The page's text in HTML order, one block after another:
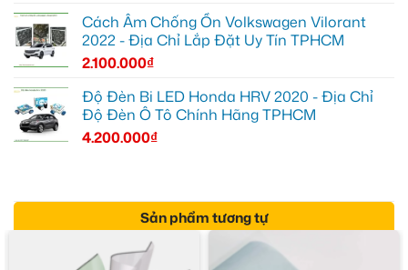
Cách Âm Chống Ồn Volkswagen Vilorant
2022 - Địa Chỉ Lắp Đặt Uy Tín TPHCM
2.100.000₫
Độ Đèn Bi LED Honda HRV 2020 - Địa Chỉ
Độ Đèn Ô Tô Chính Hãng TPHCM
4.200.000₫
Sản phẩm tương tự